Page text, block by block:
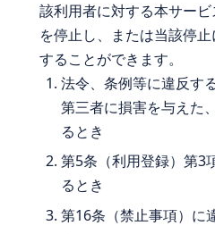
該利用者に対する本サー
を停止し、または当該停
することができます。
法令、条例等に違反す
第三者に損害を与えた
るとき
第5条（利用登録）第3
るとき
第16条（禁止事項）に